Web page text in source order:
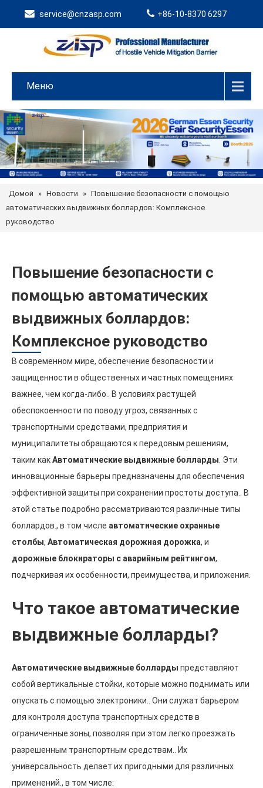
service@cnzasp.com +86-10-8370 6297
Меню
Домой » Новости » Повышение безопасности с помощью
автоматических выдвижных боллардов: Комплексное
руководство
Повышение безопасности с
помощью автоматических
выдвижных боллардов:
Комплексное руководство
В современном мире, обеспечение безопасности и
защищенности в общественных и частных помещениях
важнее, чем когда-либо.. В условиях растущей
обеспокоенности по поводу угроз, связанных с
транспортными средствами, предприятия и
муниципалитеты обращаются к передовым решениям,
таким какАвтоматические выдвижные болларды . Эти
инновационные барьеры предназначены для обеспечения
эффективной защиты при сохранении простоты доступа.. В
этой статье подробно рассматриваются различные типы
боллардов., в том числе автоматические охранные
столбы, Автоматическая дорожная дорожка, и
дорожные блокираторы с аварийным рейтингом,
подчеркивая их особенности, преимущества, и приложения.
Что такое автоматические
выдвижные болларды?
Автоматические выдвижные болларды представляют
собой вертикальные стойки, которые можно поднимать или
опускать с помощью электроники.. Они служат барьером
для контроля доступа транспортных средств в
ограниченные зоны, позволяя при этом легко проезжать
разрешенным транспортным средствам.. Их
универсальность делает их пригодными для различных
применений., в том числе: